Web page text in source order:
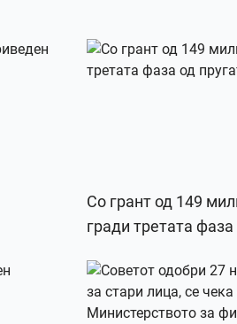
Со грант од 149
гради третата фаза